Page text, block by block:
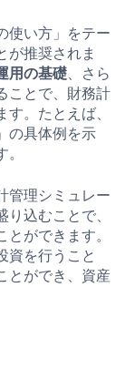
使い方」をテー
が推奨されま
用の基礎 、さら
ことで、財務計
。たとえば、
の具体例を示
管理シミュレー
込むことで、
ができます。
資を行うこと
とができ、資産